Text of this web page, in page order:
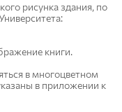
рисунка здания, по
книги.
в многоцветном
в приложении к